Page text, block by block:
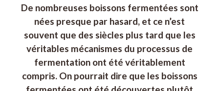
De nombreuses boissons fermentées sont
nées presque par hasard, et ce n’est
souvent que des siècles plus tard que les
véritables mécanismes du processus de
fermentation ont été véritablement
compris. On pourrait dire que les boissons